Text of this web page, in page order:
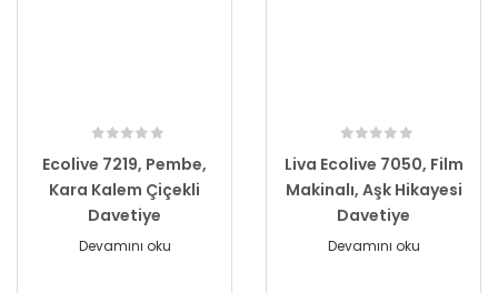
Ecolive 7219, Pembe,
Kara Kalem Çiçekli
Davetiye
Devamını oku
Liva Ecolive 7050, Film
Makinalı, Aşk Hikayesi
Davetiye
Devamını oku